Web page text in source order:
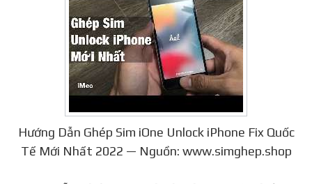
Hướng Dẫn Ghép Sim iOne Unlock iPhone Fix Quốc
Tế Mới Nhất 2022 — Nguồn: www.simghep.shop